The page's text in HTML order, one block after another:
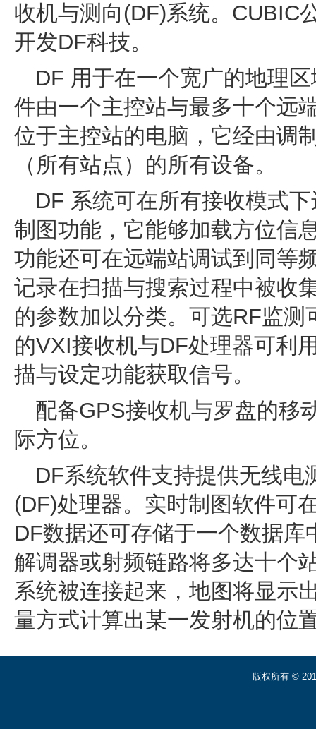
收机与测向(DF)系统。CUBIC
开发DF科技。
DF 用于在一个宽广的地理
件由一个主控站与最多十个远
位于主控站的电脑，它经由调
（所有站点）的所有设备。
DF 系统可在所有接收模式
制图功能，它能够加载方位信
功能还可在远端站调试到同等
记录在扫描与搜索过程中被收
的参数加以分类。可选RF监
的VXI接收机与DF处理器可利
描与设定功能获取信号。
配备GPS接收机与罗盘的移
际方位。
DF系统软件支持提供无线电
(DF)处理器。实时制图软件可
DF数据还可存储于一个数据
解调器或射频链路将多达十个
系统被连接起来，地图将显示
量方式计算出某一发射机的位
版权所有 ©